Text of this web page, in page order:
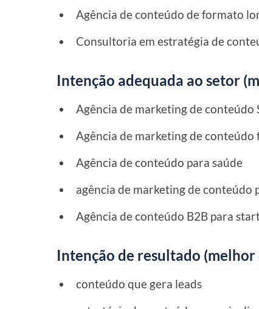
Agência de conteúdo de formato
Consultoria em estratégia de
Intenção adequada ao setor
Agência de marketing de conteúdo
Agência de marketing de conteúdo
Agência de conteúdo para saúde
agência de marketing de conteúdo
Agência de conteúdo B2B para
Intenção de resultado
conteúdo que gera leads